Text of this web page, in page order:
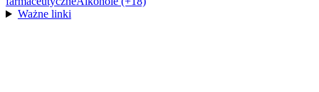
Ważne linki